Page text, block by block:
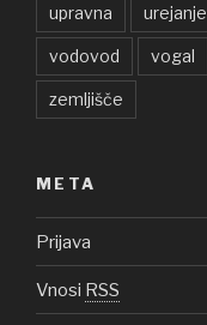
upravna urejanje
vodovod vogal
zemljišče
META
Prijava
Vnosi RSS